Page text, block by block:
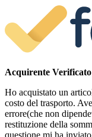
Acquirente Verificato
Ho acquistato un
costo del trasporto.
errore(che non
restituzione della
questione mi ha